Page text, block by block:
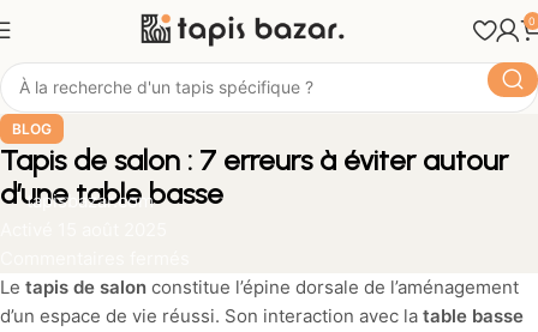
0
BLOG
Tapis de salon : 7 erreurs à éviter autour
d’une table basse
tapisbazar.com
Le tapis de salon constitue l’épine dorsale de l’aménagement
d’un espace de vie réussi. Son interaction avec la table basse